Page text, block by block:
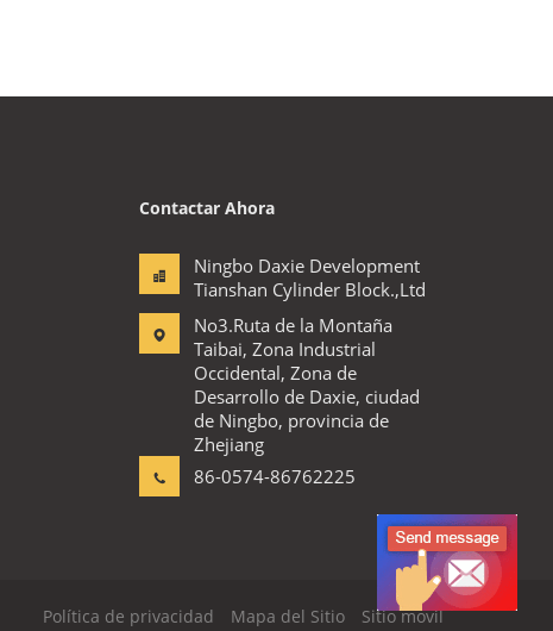
Contactar Ahora
Ningbo Daxie Development
Tianshan Cylinder Block.,Ltd
No3.Ruta de la Montaña
Taibai, Zona Industrial
Occidental, Zona de
Desarrollo de Daxie, ciudad
de Ningbo, provincia de
Zhejiang
86-0574-86762225
Política de privacidad Mapa del Sitio Sitio movil